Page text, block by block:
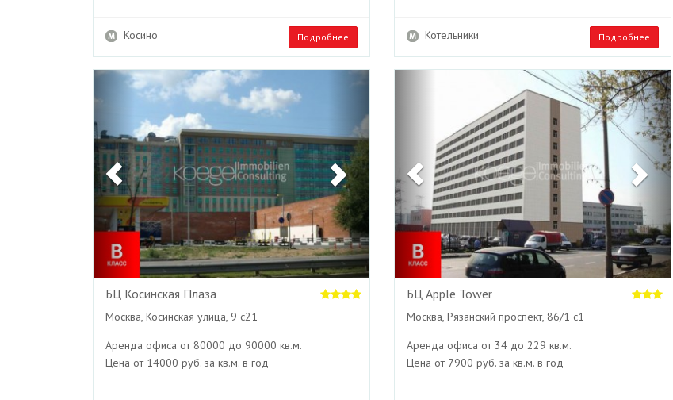
Косино Подробнее Котельники Подробнее
Previous Next
БЦ Косинская Плаза
Москва, Косинская улица, 9 с21
Аренда офиса от 80000 до 90000 кв.м.
Цена от 14000 руб. за кв.м. в год
Next
БЦ Apple Tower
Москва, Рязанский проспект, 86/1 с1
Аренда офиса от 34 до 229 кв.м.
Цена от 7900 руб. за кв.м. в год